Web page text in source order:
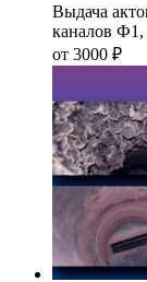
Выдача
каналов
от 3000 ₽